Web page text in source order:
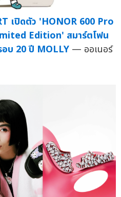
เปิดตัว 'HONOR 600 Pro
Edition' สมาร์ตโฟน
บ 20 ปี MOLLY — ออเนอร์